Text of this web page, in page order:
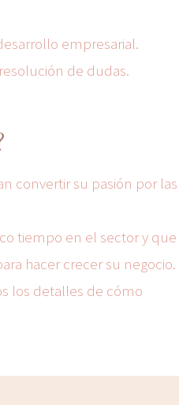
empresarial.
de dudas.
convertir su pasión por las
tiempo en el sector y que
hacer crecer su negocio.
los detalles de cómo